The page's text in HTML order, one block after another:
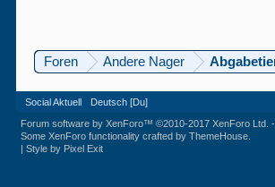
Foren Andere Nager
Social Aktuell Deutsch [Du]
Forum software by XenForo™©2010-2017 XenForo Ltd. -
Some XenForo functionality crafted byThemeHouse
|Style by Pixel Exit